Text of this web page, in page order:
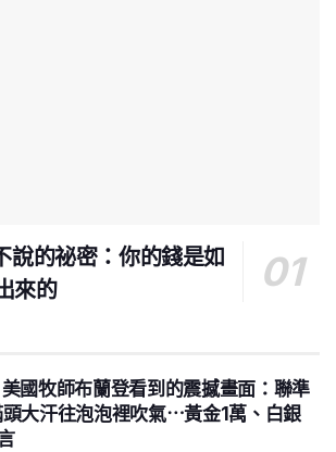
說的祕密：你的錢是如
來的
國牧師布蘭登看到的震撼畫面：聯準
大汗往泡泡裡吹氣⋯黃金1萬、白銀